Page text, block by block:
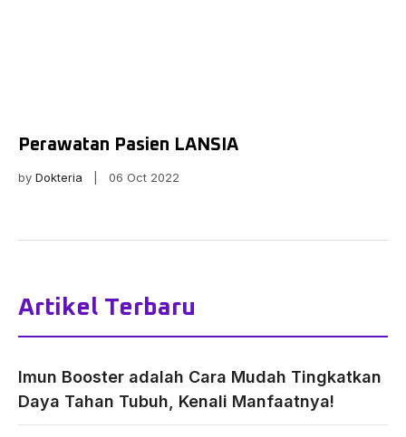
Perawatan Pasien LANSIA
by Dokteria | 06 Oct 2022
Artikel Terbaru
Imun Booster adalah Cara Mudah Tingkatkan
Daya Tahan Tubuh, Kenali Manfaatnya!